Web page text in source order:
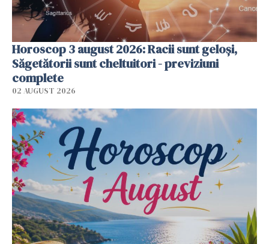
Horoscop 3 august 2026: Racii sunt geloși,
Săgetătorii sunt cheltuitori - previziuni
complete
02 AUGUST 2026